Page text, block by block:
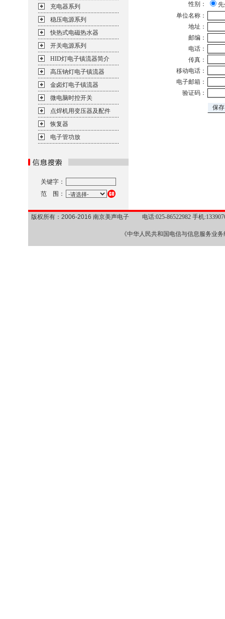
充电器系列
稳压电源系列
快热式电磁热水器
开关电源系列
HID灯电子镇流器简介
高压钠灯电子镇流器
金卤灯电子镇流器
微电脑时控开关
点焊机用变压器及配件
恢复器
电子管功放
关键字：
范 围：
性别：
单位名称：
地址：
邮编：
电话：
传真：
移动电话：
电子邮箱：
验证码：
版权所有：2006-2016 南京美声电子 电话:025-86522982 手机
《中华人民共和国电信与信息服务业